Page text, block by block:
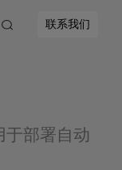
联系我们
部署自动